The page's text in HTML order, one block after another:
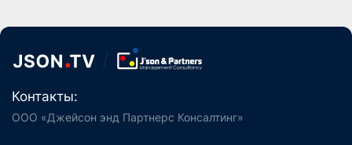
Контакты:
ООО «Джейсон энд Партнерс Консалтинг»